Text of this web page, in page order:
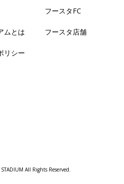
ムとは
リシー
フースタFC
フースタ店舗
All Rights Reserved.